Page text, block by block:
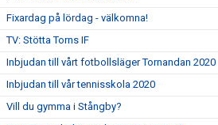
Fixardag på lördag - välkomna!
TV: Stötta Torns IF
Inbjudan till vårt fotbollsläger Tornandan 2020
Inbjudan till vår tennisskola 2020
Vill du gymma i Stångby?